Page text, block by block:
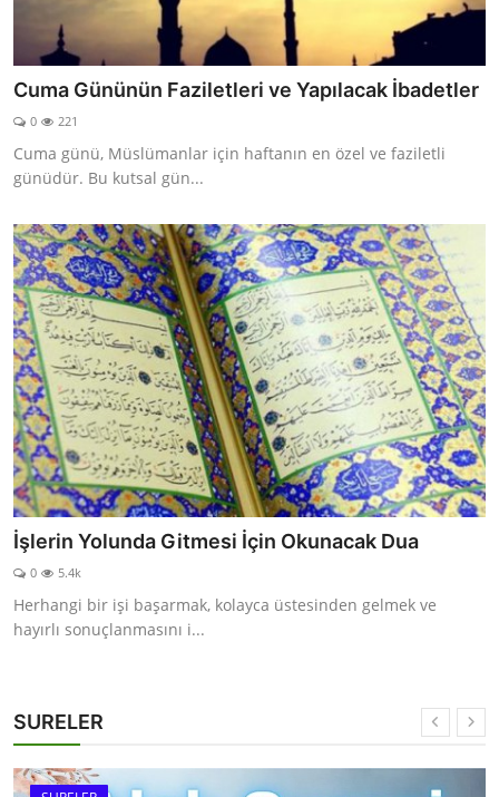
Cuma Gününün Faziletleri ve Yapılacak İbadetler
0 221
Cuma günü, Müslümanlar için haftanın en özel ve faziletli
günüdür. Bu kutsal gün...
İşlerin Yolunda Gitmesi İçin Okunacak Dua
0 5.4k
Herhangi bir işi başarmak, kolayca üstesinden gelmek ve
hayırlı sonuçlanmasını i...
SURELER